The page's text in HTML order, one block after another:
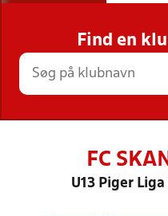
STILLINGER,
Find en
FC
U13 Piger